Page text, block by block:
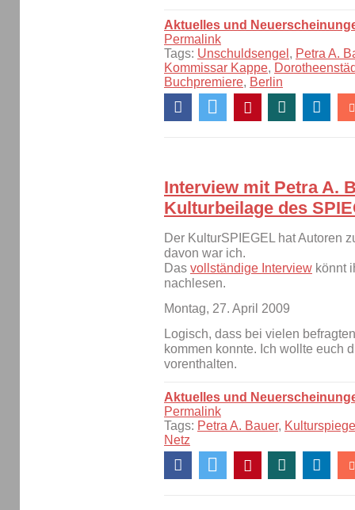
Aktuelles und
Permalink
Tags: Unschuldsengel , Petra A.
Kommissar Kappe,
Buchpremiere, Berlin
Interview mit Petra A.
Kulturbeilage des
Der KulturSPIEGEL hat Autoren
davon war ich.
Das vollständige Interview könnt
nachlesen.
Montag, 27. April 2009
Logisch, dass bei vielen
kommen konnte. Ich wollte euch
vorenthalten.
Aktuelles und
Permalink
Tags: Petra A. Bauer,
Netz